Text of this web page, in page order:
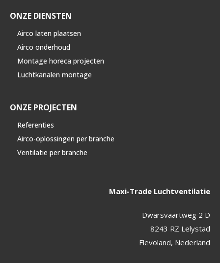
ONZE DIENSTEN
Airco laten plaatsen
Airco onderhoud
Montage horeca projecten
Luchtkanalen montage
ONZE PROJECTEN
Referenties
Airco-oplossingen per branche
Ventilatie per branche
Maxi-Trade Luchtventilatie
Dwarsvaartweg 2 D
8243 RZ Lelystad
Flevoland, Nederland